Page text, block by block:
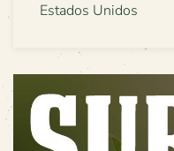
Estados Unidos